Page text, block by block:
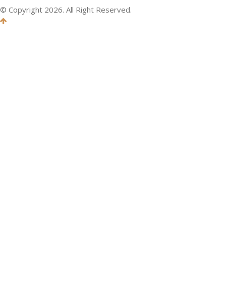
© Copyright 2026. All Right Reserved.